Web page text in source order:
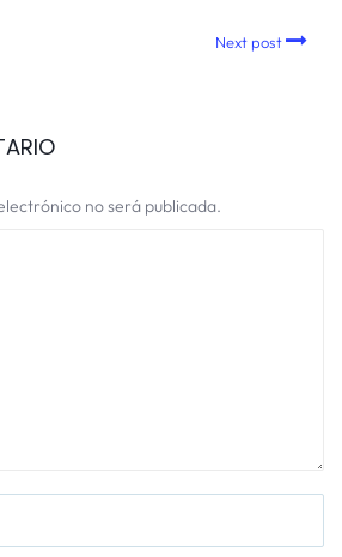
Next post
no será publicada.